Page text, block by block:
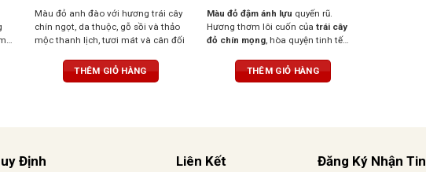
Màu đỏ anh đào với hương trái cây
chín ngọt, da thuộc, gỗ sồi và thảo
mộc thanh lịch, tươi mát và cân đối
THÊM GIỎ HÀNG
Màu đỏ đậm ánh lựu quyến rũ.
Hương thơm lôi cuốn củatrái cây
đỏ chín mọng, hòa quyện tinh tế
nướng nhẹ. Hậu vị êm ái, cổ điển với
hương balsamicdịu dàng. Vị rượu
THÊM GIỎ HÀNG
Định Liên Kết Đăng Ký Nhận Tin